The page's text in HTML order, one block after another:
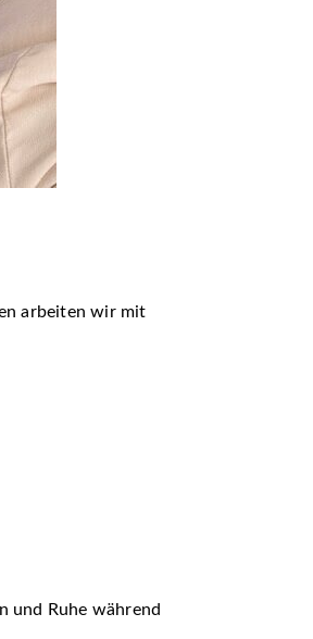
arbeiten wir mit
und Ruhe während